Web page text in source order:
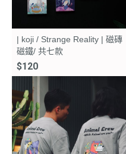
| koji / Strange Reality | 磁磚
磁鐵/ 共七款
$120